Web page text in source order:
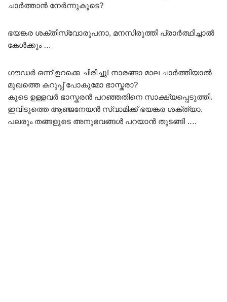
ചാർത്താൻ നേർന്നുകൂടെ?
ഭയങ്കര ശക്തിസ്വോരൂപനാ, മനസിരുത്തി പ്രാർത്ഥിച്ചാൽ
കേൾക്കും …
ഗൗഡർ ഒന്ന് ഉറക്കെ ചിരിച്ചു! നാരങ്ങാ മാല ചാർത്തിയാൽ
മുഖത്തെ കറുപ്പ് പോകുമോ ഭാസ്കരാ?
കൂടെ ഉള്ളവർ ഭാസ്കരൻ പറഞ്ഞതിനെ സാക്ഷ്യപ്പെടുത്തി.
ഇവിടുത്തെ ആഞ്ജനേയൻ സ്വാമിക്ക് ഭയങ്കര ശക്ത്യാ.
പലരും തങ്ങളുടെ അനുഭവങ്ങൾ പറയാൻ തുടങ്ങി ….